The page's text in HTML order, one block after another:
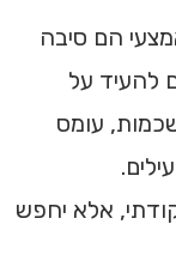
הם סיבה
להעיד על
עומס
אלא יחפש